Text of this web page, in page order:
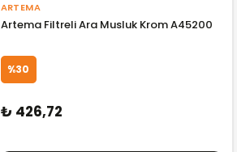
ARTEMA
Artema Filtreli Ara Musluk Krom A45200
%30
₺ 426,72